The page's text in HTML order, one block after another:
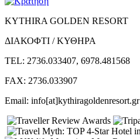
KYTHIRA GOLDEN RESORT
ΔΙΑΚΟΦΤΙ / ΚΥΘΗΡΑ
TEL: 2736.033407, 6978.481568
FAX: 2736.033907
Email: info[at]kythiragoldenresort.gr